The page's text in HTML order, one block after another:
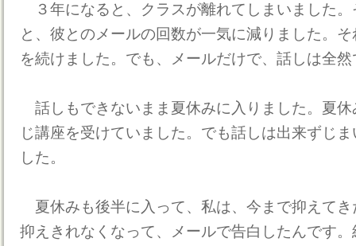
３年になると、クラスが離れてしまいました
と、彼とのメールの回数が一気に減りました。
を続けました。でも、メールだけで、話しは全
話しもできないまま夏休みに入りました。夏
じ講座を受けていました。でも話しは出来ずじ
した。
夏休みも後半に入って、私は、今まで抑えて
抑えきれなくなって、メールで告白したんです